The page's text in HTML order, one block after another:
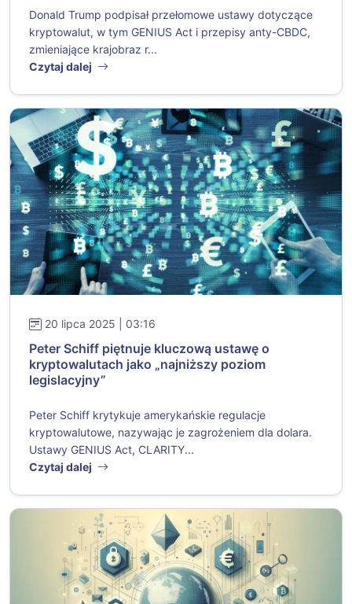
Donald Trump podpisał przełomowe ustawy dotyczące
kryptowalut, w tym GENIUS Act i przepisy anty-CBDC,
zmieniające krajobraz r...
Czytaj dalej
20 lipca 2025 | 03:16
Peter Schiff piętnuje kluczową ustawę o
kryptowalutach jako „najniższy poziom
legislacyjny”
Peter Schiff krytykuje amerykańskie regulacje
kryptowalutowe, nazywając je zagrożeniem dla dolara.
Ustawy GENIUS Act, CLARITY...
Czytaj dalej